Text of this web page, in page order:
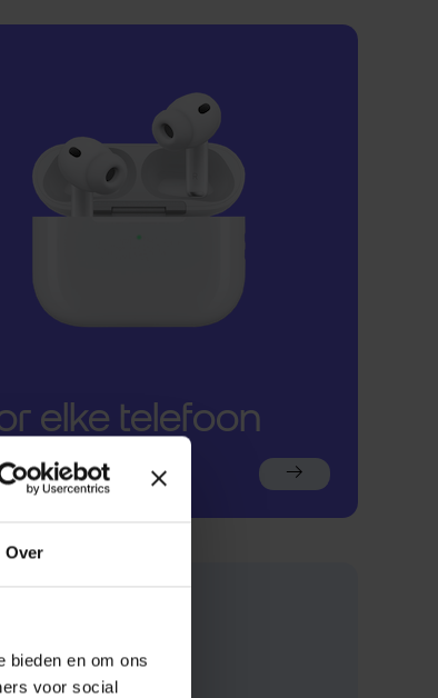
Over
bieden en om ons
voor social
elke telefoon
oortje